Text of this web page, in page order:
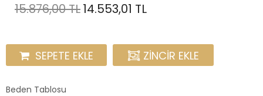
15.876,00 TL14.553,01 TL
SEPETE EKLE ZINCIR EKLE
Beden Tablosu